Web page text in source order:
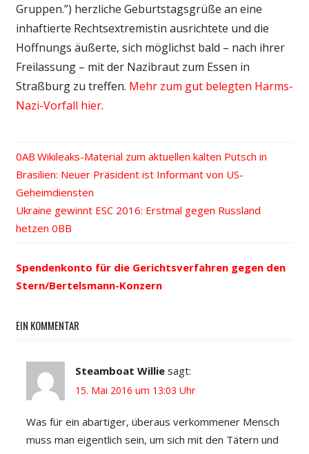
Gruppen.”) herzliche Geburtstagsgrüße an eine
inhaftierte Rechtsextremistin ausrichtete und die
Hoffnungs äußerte, sich möglichst bald – nach ihrer
Freilassung – mit der Nazibraut zum Essen in
Straßburg zu treffen. Mehr zum gut belegten Harms-
Nazi-Vorfall hier.
Beitrags-
Navigation
Vorheriger
Beitrag:
Wikileaks-Material zum aktuellen kalten Putsch in
Brasilien: Neuer Präsident ist Informant von US-
Geheimdiensten
Nächster
Beitrag:
Ukraine gewinnt ESC 2016: Erstmal gegen Russland
hetzen
Spendenkonto für die Gerichtsverfahren gegen den
Stern/Bertelsmann-Konzern
EIN KOMMENTAR
Steamboat Willie sagt:
15. Mai 2016 um 13:03 Uhr
Was für ein abartiger, überaus verkommener Mensch
muss man eigentlich sein, um sich mit den Tätern und